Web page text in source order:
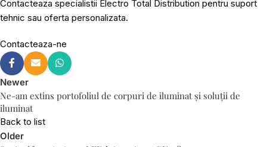
Contacteaza specialistii Electro Total Distribution pentru suport
tehnic sau oferta personalizata.
Contacteaza-ne
Newer
Ne-am extins portofoliul de corpuri de iluminat și soluții de
iluminat
Back to list
Older